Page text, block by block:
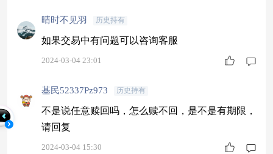
晴时不见羽 历史持有
如果交易中有问题可以咨询客服
2024-03-04 23:01
基民52337Pz973 历史持有
不是说任意赎回吗，怎么赎不回，是不是有期限，
请回复
2024-03-04 15:30